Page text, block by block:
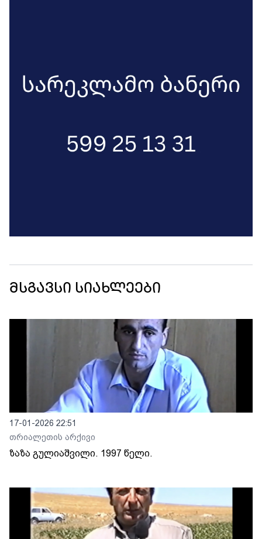
მსგავსი სიახლეები
17-01-2026 22:51
თრიალეთის არქივი
ზაზა გულიაშვილი. 1997 წელი.